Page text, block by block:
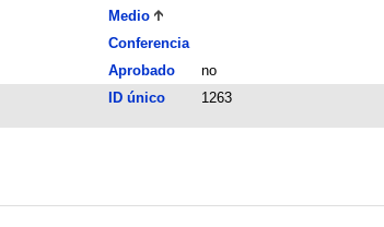
Medio
Conferencia
Aprobado
no
ID único 1263